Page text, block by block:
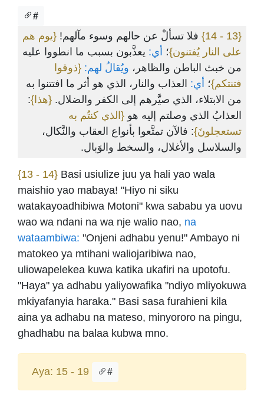
#
{13 - 14} فلا تسألْ عن حالهم وسوء مآلهم! {يوم هم
على النار يُفتنون}؛ أي: يعذَّبون بسبب ما انطووا عليه
من خبث الباطن والظاهر، ويُقالُ لهم: {ذوقوا
فتنتكم}؛ أي: العذاب والنار، الذي هو أثر ما افتتنوا به
من الابتلاء، الذي صيَّرهم إلى الكفر والضلال. {هذا}:
العذابُ الذي وصلتم إليه هو {الذي كنتُم به
تستعجلونَ}: فالآن تمتَّعوا بأنواع العقاب والنَّكال،
والسلاسل والأغلال، والسخط والوَبال.
{13 - 14} Basi usiulize juu ya hali yao wala
maishio yao mabaya! "Hiyo ni siku
watakayoadhibiwa Motoni" kwa sababu ya uovu
wao wa ndani na wa nje walio nao, na
wataambiwa: "Onjeni adhabu yenu!" Ambayo ni
matokeo ya mtihani waliojaribiwa nao,
uliowapelekea kuwa katika ukafiri na upotofu.
"Haya" ya adhabu yaliyowafika "ndiyo mliyokuwa
mkiyafanyia haraka." Basi sasa furahieni kila
aina ya adhabu na mateso, minyororo na pingu,
ghadhabu na balaa kubwa mno.
Aya: 15 - 19 #